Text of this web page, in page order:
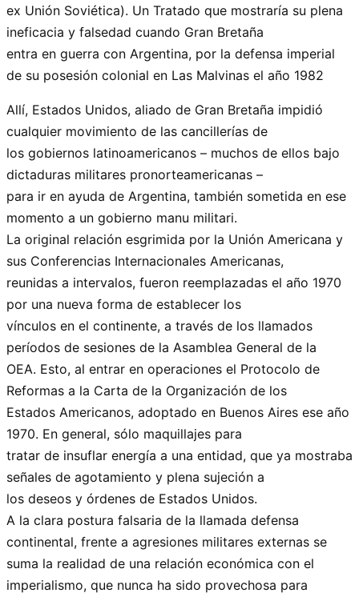
ex Unión Soviética). Un Tratado que mostraría su plena
ineficacia y falsedad cuando Gran Bretaña
entra en guerra con Argentina, por la defensa imperial
de su posesión colonial en Las Malvinas el año 1982
Allí, Estados Unidos, aliado de Gran Bretaña impidió
cualquier movimiento de las cancillerías de
los gobiernos latinoamericanos – muchos de ellos bajo
dictaduras militares pronorteamericanas –
para ir en ayuda de Argentina, también sometida en ese
momento a un gobierno manu militari.
La original relación esgrimida por la Unión Americana y
sus Conferencias Internacionales Americanas,
reunidas a intervalos, fueron reemplazadas el año 1970
por una nueva forma de establecer los
vínculos en el continente, a través de los llamados
períodos de sesiones de la Asamblea General de la
OEA. Esto, al entrar en operaciones el Protocolo de
Reformas a la Carta de la Organización de los
Estados Americanos, adoptado en Buenos Aires ese año
1970. En general, sólo maquillajes para
tratar de insuflar energía a una entidad, que ya mostraba
señales de agotamiento y plena sujeción a
los deseos y órdenes de Estados Unidos.
A la clara postura falsaria de la llamada defensa
continental, frente a agresiones militares externas se
suma la realidad de una relación económica con el
imperialismo, que nunca ha sido provechosa para